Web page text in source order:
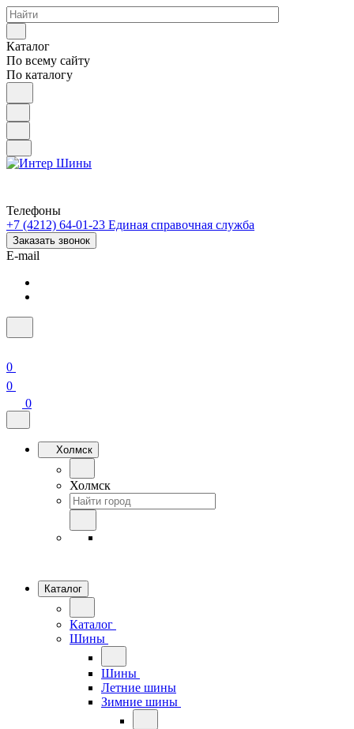
Каталог
По всему сайту
По каталогу
Телефоны
+7 (4212) 64-01-23 Единая справочная служба
Заказать звонок
E-mail
0
0
0
Холмск
Холмск
Каталог
Каталог
Шины
Шины
Летние шины
Зимние шины